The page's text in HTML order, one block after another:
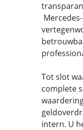
Tot slot
complete
intern. U